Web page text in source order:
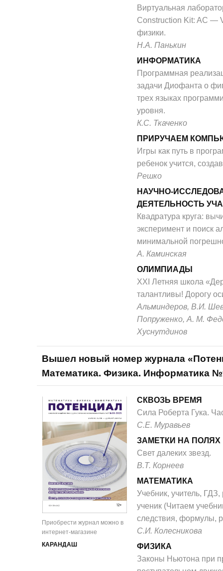
Виртуальная
Construction Kit: AC —
физики.
Н.А. Панькин
ИНФОРМАТИКА
Программная
задачи Диофанта о
трех языках
уровня.
К.С. Ткаченко
ПРИРУЧАЕМ
Игры как путь в
ребенок учится,
Решко
НАУЧНО-
ДЕЯТЕЛЬНОСТЬ
Квадратура круга:
эксперимент и поиск
минимальной
А. Каминская
ОЛИМПИАДЫ
XXI Летняя школа
талантливы! Дорогу
Альминдеров, В.И.
Попруженко, А. М.
Хуснутдинов
Вышел новый номер журнала
Математика. Физика. Информатика
Приобрести журнал можно в
интернет-магазине
КАРАНДАШ
СКВОЗЬ ВРЕМЯ
Сила Роберта Гука.
С.Е. Муравьев
ЗАМЕТКИ НА ПОЛЯХ
Свет далеких звезд.
В.Т. Корнеев
МАТЕМАТИКА
Учебник, учитель, ГДЗ,
ученик (Читаем
следствия, формулы,
С.И. Колесникова
ФИЗИКА
Законы Ньютона при